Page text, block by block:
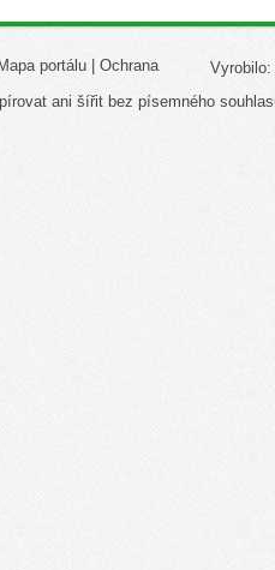
Vyrobilo:
Mapa portálu
Ochrana
ani šířit bez písemného